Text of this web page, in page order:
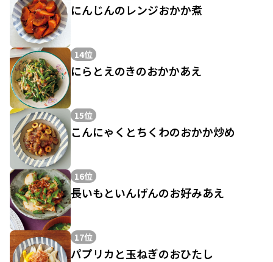
にんじんのレンジおかか煮
14位
にらとえのきのおかかあえ
15位
こんにゃくとちくわのおかか炒め
16位
長いもといんげんのお好みあえ
17位
パプリカと玉ねぎのおひたし